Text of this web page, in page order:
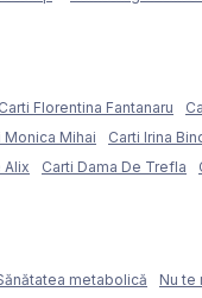
Carti Florentina Fantanaru
Monica Mihai
Carti Irina
Alix Carti Dama De Trefla
metabolică
Nu te